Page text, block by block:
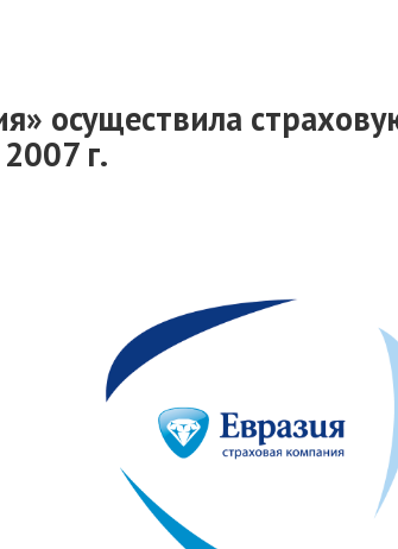
осуществила
г.